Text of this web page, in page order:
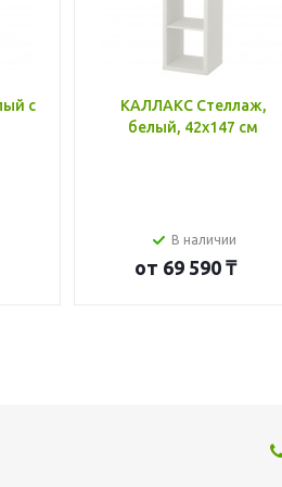
с
КАЛЛАКС Стеллаж,
белый, 42x147 см
В наличии
от 69 590 ₸